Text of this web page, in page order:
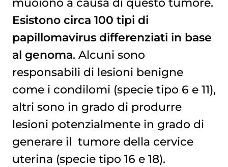
Esistono circa 100 tipi di
papillomavirus differenziati in base
al genoma. Alcuni sono
responsabili di lesioni benigne
come i condilomi (specie tipo 6 e 11),
altri sono in grado di produrre
lesioni potenzialmente in grado di
generare il tumore della cervice
uterina (specie tipo 16 e 18).